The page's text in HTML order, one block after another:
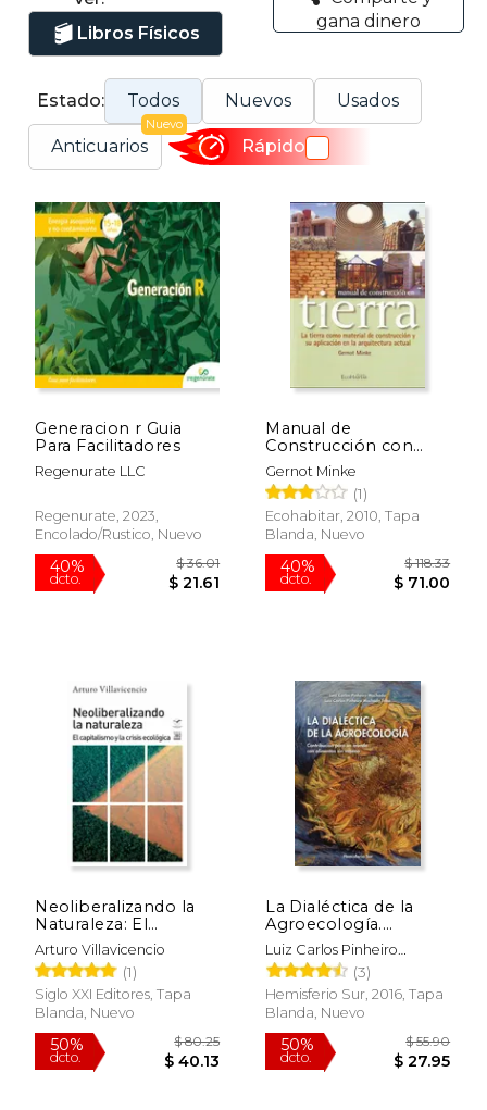
Libros Físicos
gana dinero
Estado: Todos Nuevos Usados
Anticuarios
Nuevo
Rápido
Generacion r Guia
Para Facilitadores
Regenurate LLC
Regenurate, 2023,
Encolado/rustico, Nuevo
40%
dcto.
Manual de
Construcción con
Tierra
Gernot Minke
(1)
Ecohabitar, 2010, Tapa
Blanda, Nuevo
40%
dcto.
Neoliberalizando la
Naturaleza: El
Capitalismo y la Crisis
Ecológica
Arturo Villavicencio
(1)
Siglo XXI Editores, Tapa
Blanda, Nuevo
La Dialéctica de la
Agroecología.
Contribución Para un
Mundo con
Alimentos sin Veneno
Luiz Carlos Pinheiro
Machado, Luiz Carlos
Pinheiro
(3)
Hemisferio Sur, 2016, Tapa
Blanda, Nuevo